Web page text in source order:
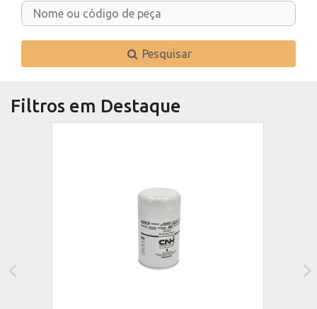
Pesquisar
Filtros em Destaque